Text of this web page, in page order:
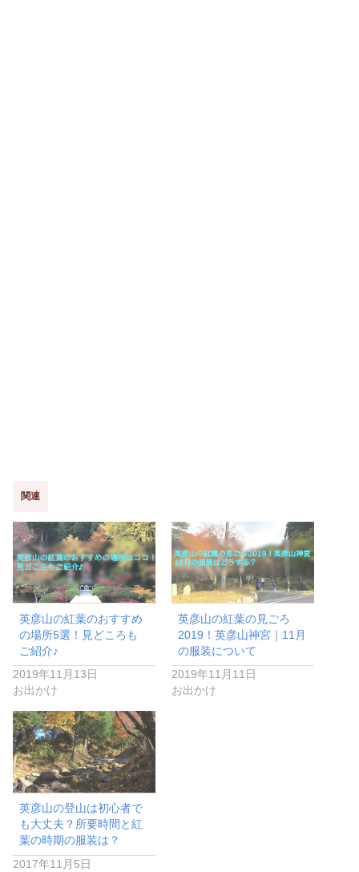
関連
英彦山の紅葉のおすすめ
の場所5選！見どころも
ご紹介♪
2019年11月13日
お出かけ
英彦山の紅葉の見ごろ
2019！英彦山神宮｜11月
の服装について
2019年11月11日
お出かけ
英彦山の登山は初心者で
も大丈夫？所要時間と紅
葉の時期の服装は？
2017年11月5日